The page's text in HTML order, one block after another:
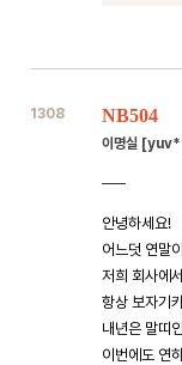
1308 NB504
이명실
안녕하세요!
어느덧 연말
저희 회사에
항상 보자기
내년은 말띠
이번에도 연